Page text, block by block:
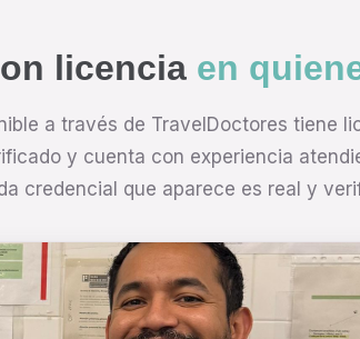
licencia en
a través de TravelDoctores tiene
y cuenta con experiencia
credencial que aparece es real y